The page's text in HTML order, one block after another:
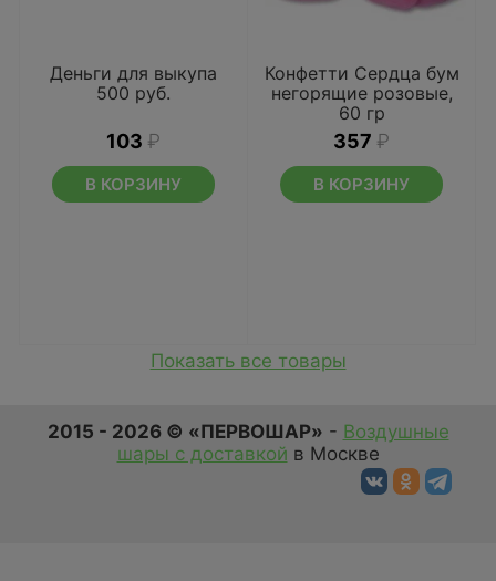
Деньги для выкупа
500 руб.
103 ₽
В КОРЗИНУ
Конфетти Сердца бум
негорящие розовые,
60 гр
357 ₽
В КОРЗИНУ
Показать все товары
2015 - 2026 © «ПЕРВОШАР» - Воздушные
шары с доставкой в Москве